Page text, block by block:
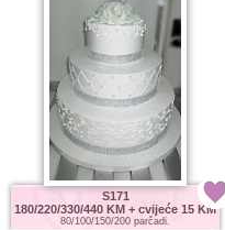
S171
180/220/330/440 KM + cvijeće 15 KM
80/100/150/200 parčadi.